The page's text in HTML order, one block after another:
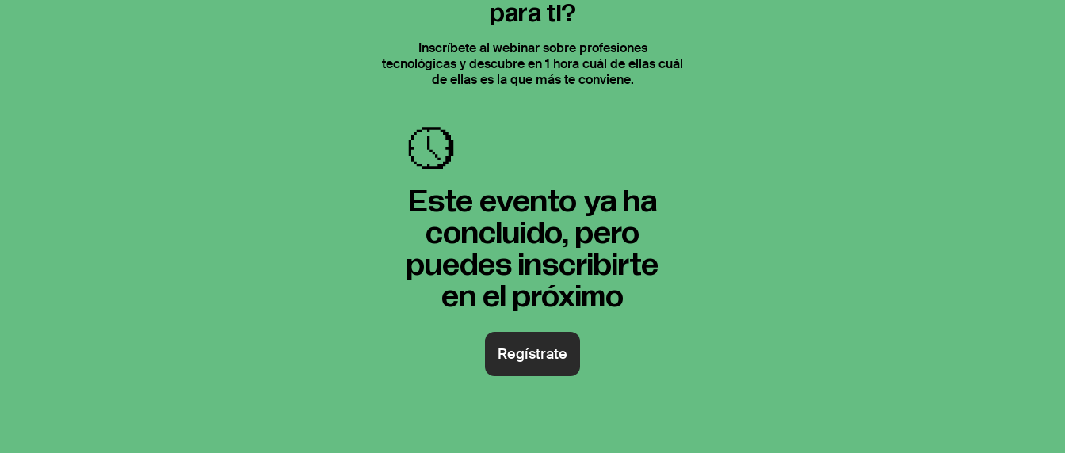
para ti?
Inscríbete al webinar sobre profesiones
tecnológicas y descubre en 1 hora cuál de ellas cuál
de ellas es la que más te conviene.